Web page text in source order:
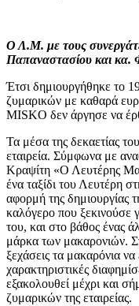
Ο Λ.Μ. με τους
Παπαναστασίου και
Έτσι δημιουργήθηκε το
ζυμαρικών με καθαρά
MISKO δεν άργησε να
Τα μέσα της δεκαετίας
εταιρεία. Σύμφωνα με
Κραψίτη «Ο Λευτέρης
ένα ταξίδι του Λευτέρη
αφορμή της δημιουργίας
καλόγερο που ξεκινούσε
του, και στο βάθος ένας
μάρκα των μακαρονιών.
ξεχάσεις τα μακαρόνια
χαρακτηριστικές
εξακολουθεί μέχρι και
ζυμαρικών της εταιρείας.